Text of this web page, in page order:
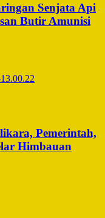
Senjata Api
Butir Amunisi
Pemerintah,
Himbauan